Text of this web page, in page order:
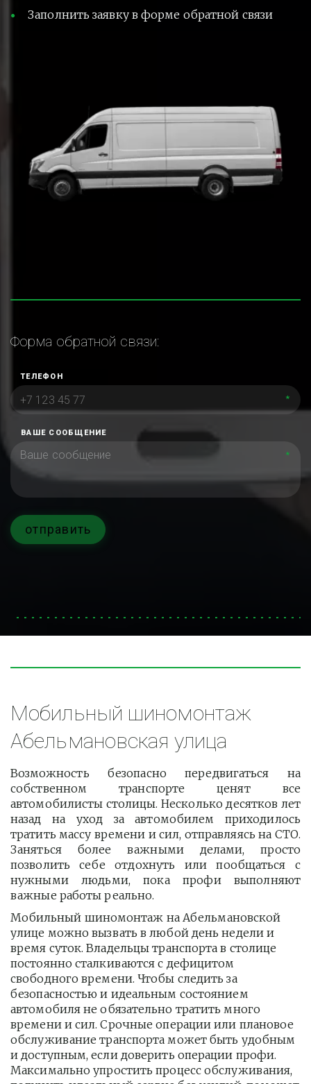
Заполнить заявку в форме обратной связи
Форма обратной связи:
ТЕЛЕФОН
*
ВАШЕ СООБЩЕНИЕ
*
отправить
Мобильный шиномонтаж
Абельмановская улица
Возможность безопасно передвигаться на
собственном транспорте ценят все
автомобилисты столицы. Несколько десятков лет
назад на уход за автомобилем приходилось
тратить массу времени и сил, отправляясь на СТО.
Заняться более важными делами, просто
позволить себе отдохнуть или пообщаться с
нужными людьми, пока профи выполняют
важные работы реально.
Мобильный шиномонтаж на Абельмановской
улице можно вызвать в любой день недели и
время суток. Владельцы транспорта в столице
постоянно сталкиваются с дефицитом
свободного времени. Чтобы следить за
безопасностью и идеальным состоянием
автомобиля не обязательно тратить много
времени и сил. Срочные операции или плановое
обслуживание транспорта может быть удобным
и доступным, если доверить операции профи.
Максимально упростить процесс обслуживания,